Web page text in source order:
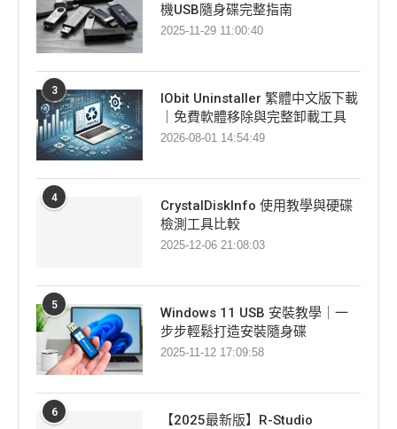
機USB隨身碟完整指南
2025-11-29 11:00:40
3
IObit Uninstaller 繁體中文版下載
｜免費軟體移除與完整卸載工具
2026-08-01 14:54:49
4
CrystalDiskInfo 使用教學與硬碟
檢測工具比較
2025-12-06 21:08:03
5
Windows 11 USB 安裝教學｜一
步步輕鬆打造安裝隨身碟
2025-11-12 17:09:58
6
【2025最新版】R-Studio